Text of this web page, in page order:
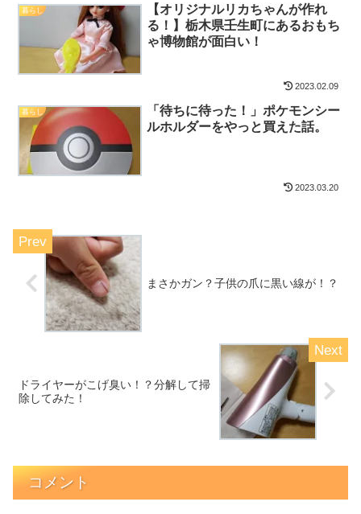
暮らし
【オリジナルリカちゃんが作れ
る！】栃木県壬生町にあるおもち
ゃ博物館が面白い！
2023.02.09
暮らし
「待ちに待った！」ポケモンシー
ルホルダーをやっと買えた話。
2023.03.20
まさかガン？子供の爪に黒い線が！？
ドライヤーがこげ臭い！？分解して掃
除してみた！
コメント